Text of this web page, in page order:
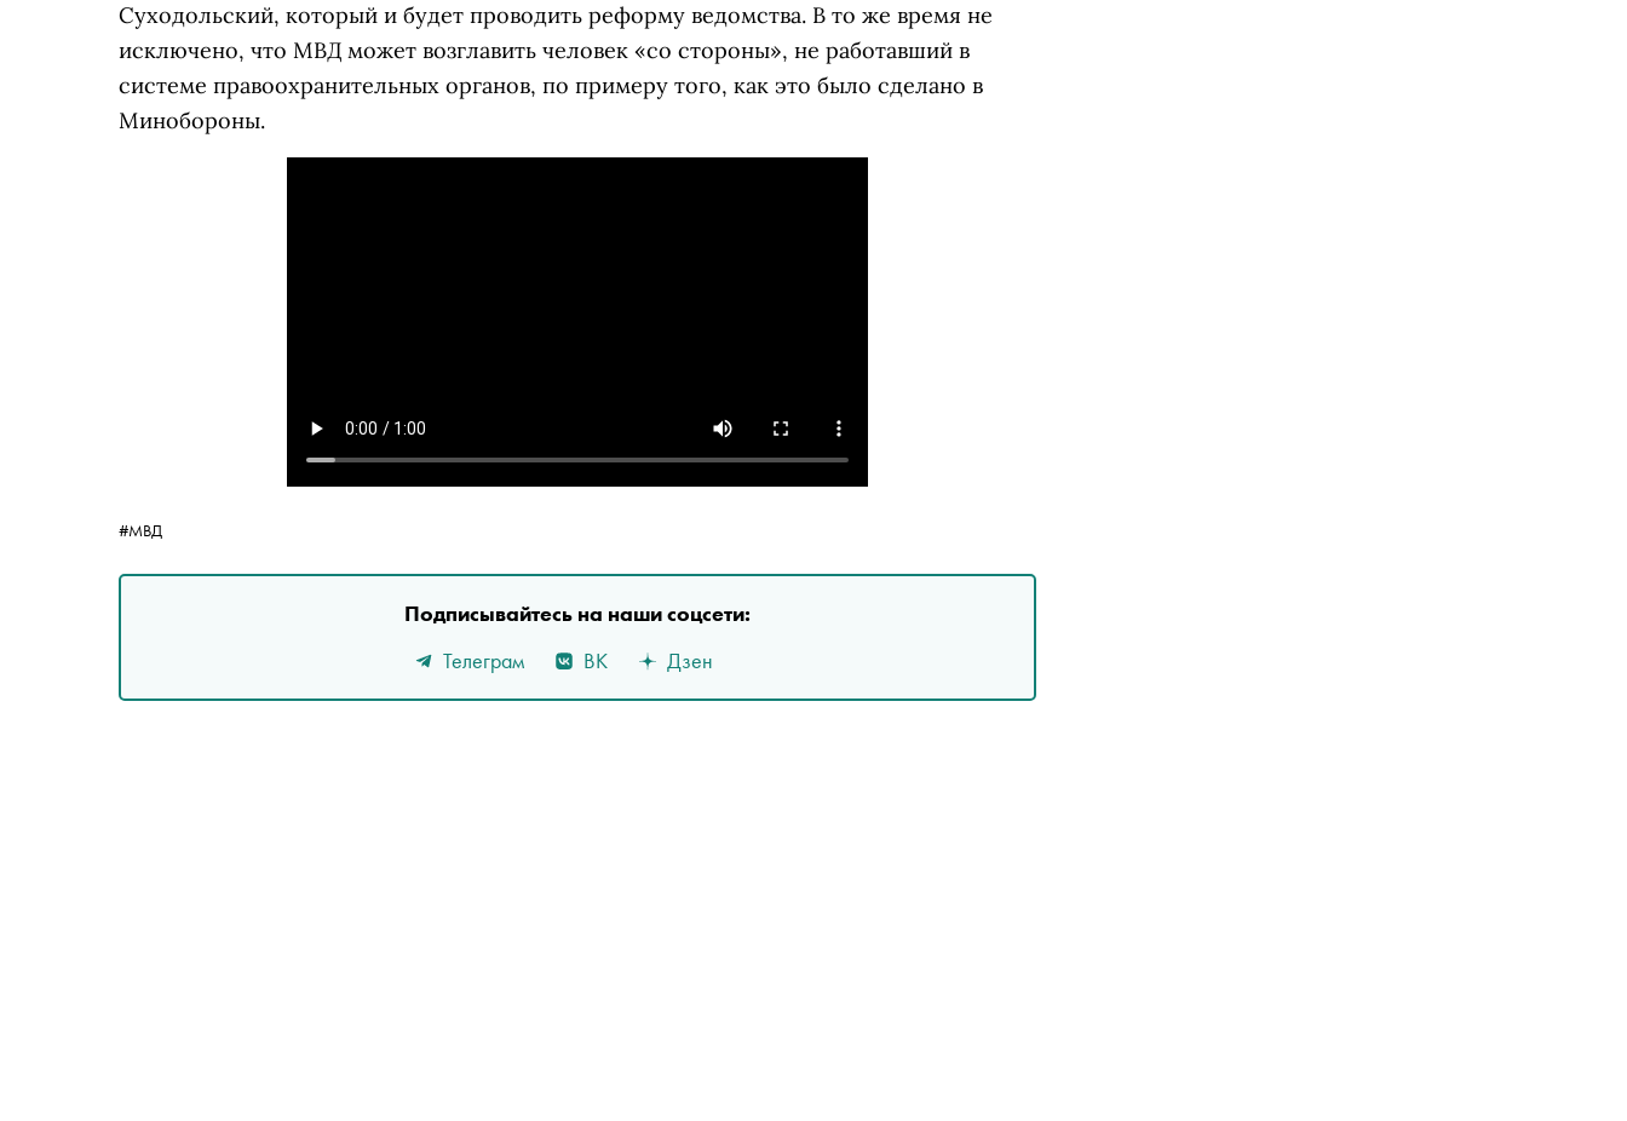
Суходольский, который и будет проводить реформу ведомства. В то же время не
исключено, что МВД может возглавить человек «со стороны», не работавший в
системе правоохранительных органов, по примеру того, как это было сделано в
Минобороны.
#МВД
Подписывайтесь на наши соцсети:
Телеграм
ВК Дзен